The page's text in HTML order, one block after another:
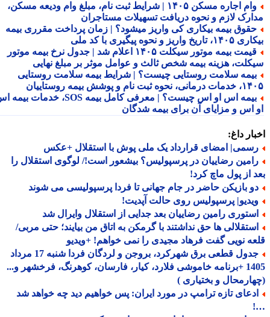
وام اجاره مسکن ۱۴۰۵ | شرایط ثبت نام، مبلغ وام ودیعه مسکن،
لازم و نحوه دریافت تسهیلات مستاجران
بیمه بیکاری کی واریز میشود؟ | زمان پرداخت مقرری بیمه
واریز و نحوه پیگیری با کد ملی
قیمت بیمه موتور سیکلت ۱۴۰۵ اعلام شد | جدول نرخ بیمه موتور
هزینه بیمه شخص ثالث و عوامل موثر بر مبلغ نهایی
سلامت روستایی چیست؟ | شرایط بیمه سلامت روستایی
نام و پوشش بیمه روستاییان
بیمه اس او اس چیست؟ | معرفی کامل بیمه SOS، خدمات بیمه اس
اس و مزایای آن برای بیمه شدگان
داغ:
امضای قرارداد یک ملی پوش با استقلال +عکس
رضاییان در پرسپولیس؟ بیشعور است!/ لوگوی استقلال را
از پول ماچ کرد!
بازیکن حاضر در جام جهانی تا فردا پرسپولیسی می شوند
پرسپولیس روی حالت آپدیت!
رامین رضاییان بعد جدایی از استقلال وایرال شد
ها حق نداشتند با گرمکن به اتاق من بیایند؛ حتی مربی/
نویی گفت فرهاد مجیدی را نمی خواهم! +ویدیو
جدول قطعی برق شهرکرد، بروجن و لردگان فردا شنبه 17 مرداد
1405 +برنامه خاموشی فلارد، کیار، فارسان، کوهرنگ، فرخشهر و...
و بختیاری )
تازه ترامپ در مورد ایران: پس خواهیم دید چه خواهد شد